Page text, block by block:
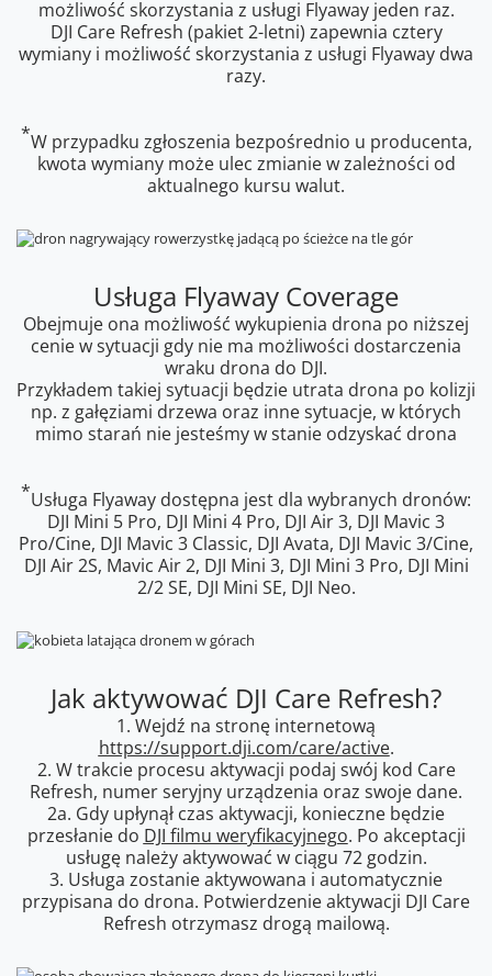
możliwość skorzystania z usługi Flyaway jeden raz.
DJI Care Refresh (pakiet 2-letni) zapewnia cztery
wymiany i możliwość skorzystania z usługi Flyaway dwa
razy.
*W przypadku zgłoszenia bezpośrednio u producenta,
kwota wymiany może ulec zmianie w zależności od
aktualnego kursu walut.
Usługa Flyaway Coverage
Obejmuje ona możliwość wykupienia drona po niższej
cenie w sytuacji gdy nie ma możliwości dostarczenia
wraku drona do DJI.
Przykładem takiej sytuacji będzie utrata drona po kolizji
np. z gałęziami drzewa oraz inne sytuacje, w których
mimo starań nie jesteśmy w stanie odzyskać drona
*Usługa Flyaway dostępna jest dla wybranych dronów:
DJI Mini 5 Pro, DJI Mini 4 Pro, DJI Air 3, DJI Mavic 3
Pro/Cine, DJI Mavic 3 Classic, DJI Avata, DJI Mavic 3/Cine,
DJI Air 2S, Mavic Air 2, DJI Mini 3, DJI Mini 3 Pro, DJI Mini
2/2 SE, DJI Mini SE, DJI Neo.
Jak aktywować DJI Care Refresh?
1. Wejdź na stronę internetową
https://support.dji.com/care/active.
2. W trakcie procesu aktywacji podaj swój kod Care
Refresh, numer seryjny urządzenia oraz swoje dane.
2a. Gdy upłynął czas aktywacji, konieczne będzie
przesłanie do DJI filmu weryfikacyjnego. Po akceptacji
usługę należy aktywować w ciągu 72 godzin.
3. Usługa zostanie aktywowana i automatycznie
przypisana do drona. Potwierdzenie aktywacji DJI Care
Refresh otrzymasz drogą mailową.